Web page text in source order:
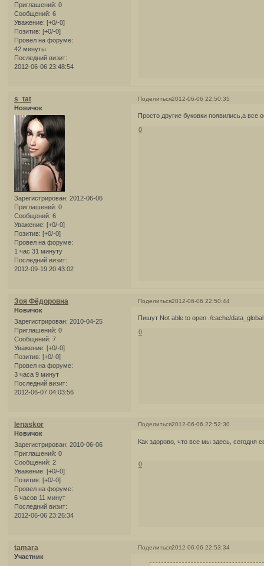
Приглашений: 0
Сообщений: 6
Уважение: [+0/-0]
Позитив: [+0/-0]
Провел на форуме:
42 минуты
Последний визит:
2012-06-06 23:48:54
Поделиться2012-06-06 22:50:35
s_tat
Новичок
Зарегистрирован: 2012-06-06
Приглашений: 0
Сообщений: 6
Уважение: [+0/-0]
Позитив: [+0/-0]
Провел на форуме:
1 час 31 минуту
Последний визит:
2012-09-19 20:43:02
Просто другие буковки появились,а все
0
Поделиться2012-06-06 22:50:44
Зоя Фёдоровна
Новичок
Зарегистрирован: 2010-04-25
Приглашений: 0
Сообщений: 7
Уважение: [+0/-0]
Позитив: [+0/-0]
Провел на форуме:
3 часа 9 минут
Последний визит:
2012-06-07 04:03:56
Пишут Not able to open ./cache/
0
Поделиться2012-06-06 22:52:30
lenaskor
Новичок
Зарегистрирован: 2010-06-06
Приглашений: 0
Сообщений: 2
Уважение: [+0/-0]
Позитив: [+0/-0]
Провел на форуме:
6 часов 11 минут
Последний визит:
2012-06-06 23:26:34
Как здорово, что все мы здесь, сегодня
0
Поделиться2012-06-06 22:53:34
tamara
Участник